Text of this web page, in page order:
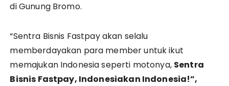
di Gunung Bromo.
“Sentra Bisnis Fastpay akan selalu
memberdayakan para member untuk ikut
memajukan Indonesia seperti motonya, Sentra
Bisnis Fastpay, Indonesiakan Indonesia!”,